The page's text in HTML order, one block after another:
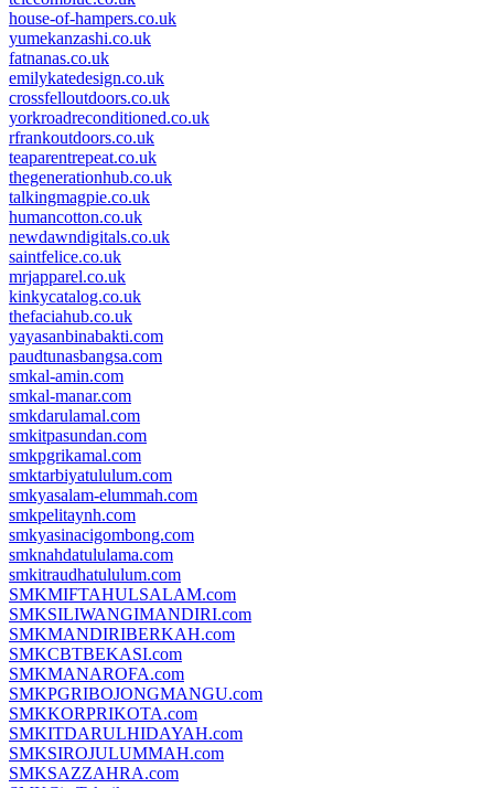
house-of-hampers.co.uk
yumekanzashi.co.uk
fatnanas.co.uk
emilykatedesign.co.uk
crossfelloutdoors.co.uk
yorkroadreconditioned.co.uk
rfrankoutdoors.co.uk
teaparentrepeat.co.uk
thegenerationhub.co.uk
talkingmagpie.co.uk
humancotton.co.uk
newdawndigitals.co.uk
saintfelice.co.uk
mrjapparel.co.uk
kinkycatalog.co.uk
thefaciahub.co.uk
yayasanbinabakti.com
paudtunasbangsa.com
smkal-amin.com
smkal-manar.com
smkdarulamal.com
smkitpasundan.com
smkpgrikamal.com
smktarbiyatululum.com
smkyasalam-elummah.com
smkpelitaynh.com
smkyasinacigombong.com
smknahdatululama.com
smkitraudhatululum.com
SMKMIFTAHULSALAM.com
SMKSILIWANGIMANDIRI.com
SMKMANDIRIBERKAH.com
SMKCBTBEKASI.com
SMKMANAROFA.com
SMKPGRIBOJONGMANGU.com
SMKKORPRIKOTA.com
SMKITDARULHIDAYAH.com
SMKSIROJULUMMAH.com
SMKSAZZAHRA.com